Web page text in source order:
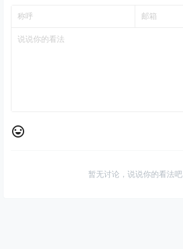
暂无讨论，说说你的看法吧